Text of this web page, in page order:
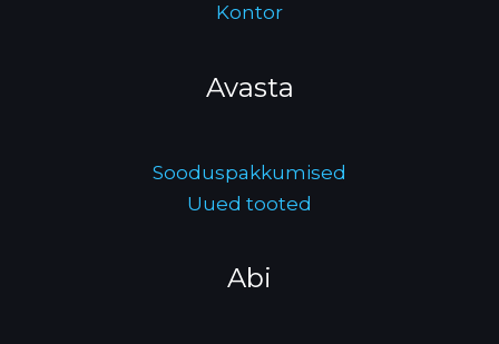
Kontor
Avasta
Sooduspakkumised
Uued tooted
Abi